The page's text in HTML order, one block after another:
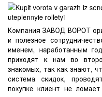
Компания ЗАВОД ВОРОТ
и полезное
именем, наработанным
приходят к нам во
знакомых, так как знают,
система скидок,
покупке клиент не